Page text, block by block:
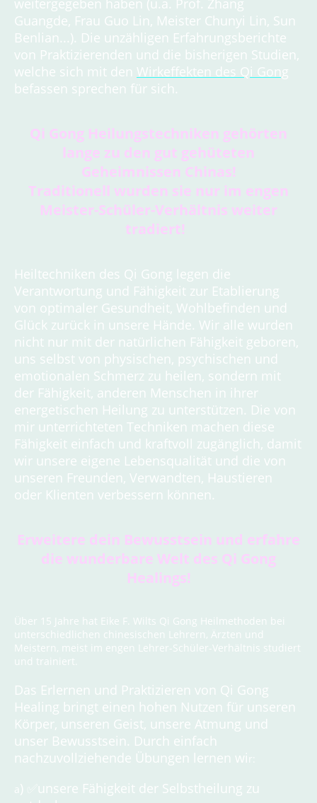
weitergegeben haben (u.a. Prof. Zhang
Guangde, Frau Guo Lin, Meister Chunyi Lin, Sun
Benlian...). Die unzähligen Erfahrungsberichte
von Praktizierenden und die bisherigen Studien,
welche sich mit den Wirkeffekten des Qi Gong
befassen sprechen für sich.
Qi Gong Heilungstechniken gehörten
lange zu den gut gehüteten
Geheimnissen Chinas!
Traditionell wurden sie nur im engen
Meister-Schüler-Verhältnis weiter
tradiert!
Heiltechniken des Qi Gong legen die
Verantwortung und Fähigkeit zur Etablierung
von optimaler Gesundheit, Wohlbefinden und
Glück zurück in unsere Hände. Wir alle wurden
nicht nur mit der natürlichen Fähigkeit geboren,
uns selbst von physischen, psychischen und
emotionalen Schmerz zu heilen, sondern mit
der Fähigkeit, anderen Menschen in ihrer
energetischen Heilung zu unterstützen. Die von
mir unterrichteten Techniken machen diese
Fähigkeit einfach und kraftvoll zugänglich, damit
wir unsere eigene Lebensqualität und die von
unseren Freunden, Verwandten, Haustieren
oder Klienten verbessern können.
Erweitere dein Bewusstsein und erfahre
die wunderbare Welt des Qi Gong
Healings!
Über 15 Jahre hat Eike F. Wilts Qi Gong Heilmethoden bei
unterschiedlichen chinesischen Lehrern, Ärzten und
Meistern, meist im engen Lehrer-Schüler-Verhältnis studiert
und trainiert.
Das Erlernen und Praktizieren von Qi Gong
Healing bringt einen hohen Nutzen für unseren
Körper, unseren Geist, unsere Atmung und
unser Bewusstsein. Durch einfach
nachzuvollziehende Übungen lernen wi r:
a)
unsere Fähigkeit der Selbstheilung zu